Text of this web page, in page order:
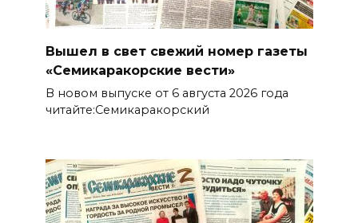
Вышел в свет свежий номер газеты
«Семикаракорские вести»
В новом выпуске от 6 августа 2026 года
читайте:Семикаракорский